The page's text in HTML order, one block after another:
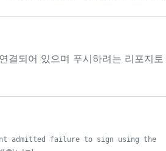
결되어 있으며 푸시하려는 리포지토
admitted failure to sign using the